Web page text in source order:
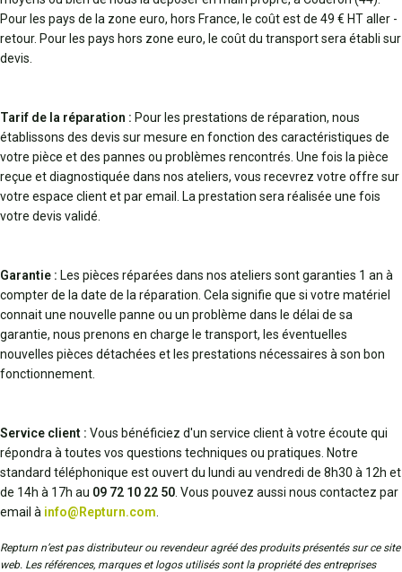
Pour les pays de la zone euro, hors France, le coût est de 49 € HT aller -
retour. Pour les pays hors zone euro, le coût du transport sera établi sur
devis.
Tarif de la réparation : Pour les prestations de réparation, nous
établissons des devis sur mesure en fonction des caractéristiques de
votre pièce et des pannes ou problèmes rencontrés. Une fois la pièce
reçue et diagnostiquée dans nos ateliers, vous recevrez votre offre sur
votre espace client et par email. La prestation sera réalisée une fois
votre devis validé.
Garantie : Les pièces réparées dans nos ateliers sont garanties 1 an à
compter de la date de la réparation. Cela signifie que si votre matériel
connait une nouvelle panne ou un problème dans le délai de sa
garantie, nous prenons en charge le transport, les éventuelles
nouvelles pièces détachées et les prestations nécessaires à son bon
fonctionnement.
Service client : Vous bénéficiez d'un service client à votre écoute qui
répondra à toutes vos questions techniques ou pratiques. Notre
standard téléphonique est ouvert du lundi au vendredi de 8h30 à 12h et
de 14h à 17h au 09 72 10 22 50 . Vous pouvez aussi nous contactez par
email à info@Repturn.com
Repturn n’est pas distributeur ou revendeur agréé des produits présentés sur ce site
web. Les références, marques et logos utilisés sont la propriété des entreprises